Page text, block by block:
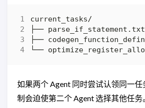
如果两个 Agent 同时尝试认领同一
制会迫使第二个 Agent 选择其他任务